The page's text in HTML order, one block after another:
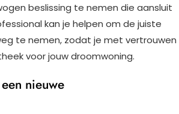
beslissing te nemen die aansluit
kan je helpen om de juiste
te nemen, zodat je met vertrouwen
voor jouw droomwoning.
nieuwe